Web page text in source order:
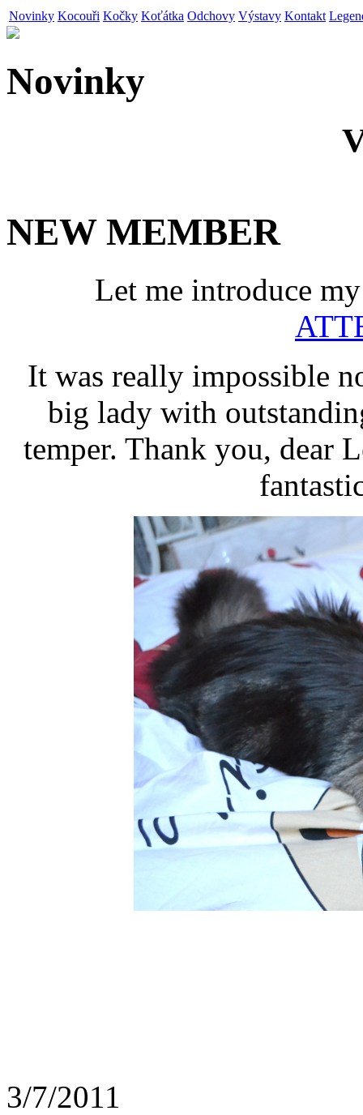
Novinky Kocouři Kočky Koťátka Odchovy Výstavy Kontakt
Novinky
NEW MEMBER
Let me introduce
It was really impossible
big lady with
temper. Thank you, dear
3/7/2011